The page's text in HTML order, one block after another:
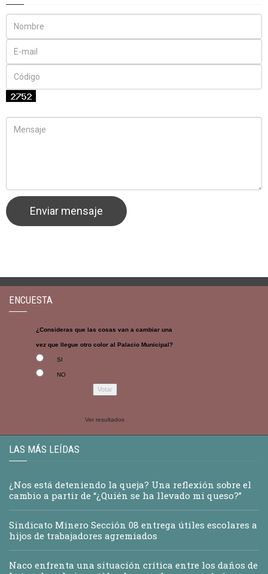
ENCUESTA
¿Consideras que las cosas van a cambiar una
vez que llegue otro color al Palacio Municipal?
SI
NO
Ver resultados
LAS MÁS LEÍDAS
¿Nos está deteniendo la queja? Una reflexión sobre el
cambio a partir de “¿Quién se ha llevado mi queso?”
Sindicato Minero Sección 08 entrega útiles escolares a
hijos de trabajadores agremiados
Naco enfrenta una situación crítica entre los daños de